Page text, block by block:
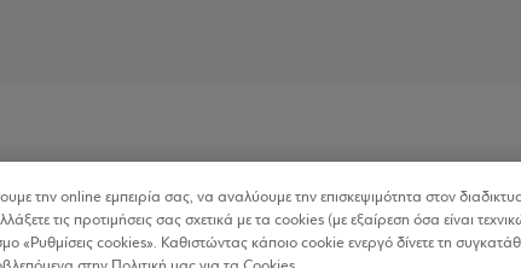
την online εμπειρία σας, να αναλύουμε την επισκεψιμότητα στον
τις προτιμήσεις σας σχετικά με τα cookies (με εξαίρεση όσα είναι
«Ρυθμίσεις cookies». Καθιστώντας κάποιο cookie ενεργό δίνετε τη